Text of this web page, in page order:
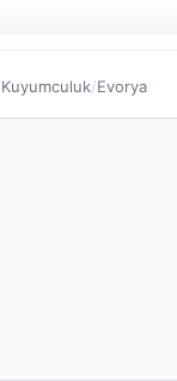
Kuyumculuk Evorya